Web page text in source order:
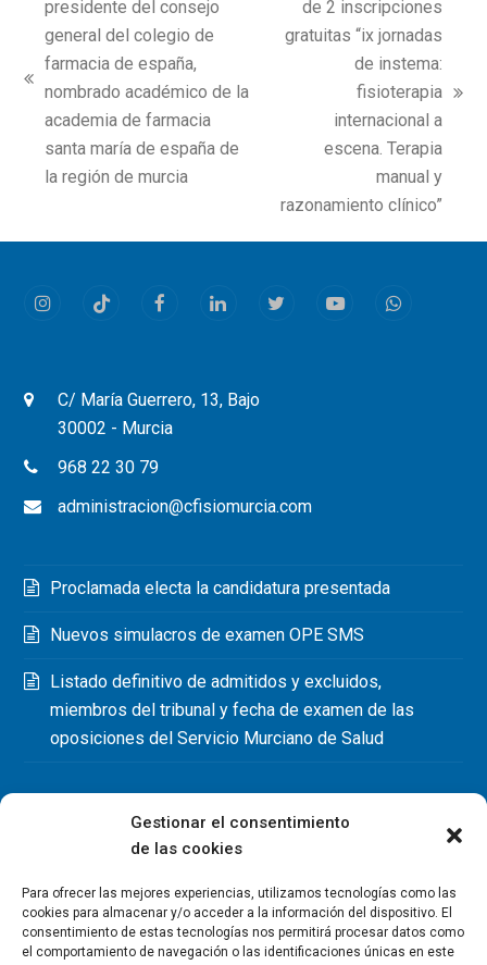
Gestionar el consentimiento
de las cookies
Para ofrecer las mejores experiencias, utilizamos tecnologías como las
cookies para almacenar y/o acceder a la información del dispositivo. El
consentimiento de estas tecnologías nos permitirá procesar datos como
el comportamiento de navegación o las identificaciones únicas en este
previous
post:
presidente del consejo
general del colegio de
farmacia de españa,
nombrado académico de la
academia de farmacia
santa maría de españa de
la región de murcia
de 2 inscripciones
gratuitas “ix jornadas
de instema:
fisioterapia
internacional a
escena. Terapia
manual y
razonamiento clínico”
InstagramTiktok FacebookLinkedInTwitterYoutubeWhatsapp
C/ María Guerrero, 13, Bajo
30002 - Murcia
968 22 30 79
administracion@cfisiomurcia.com
Proclamada electa la candidatura presentada
Nuevos simulacros de examen OPE SMS
Listado definitivo de admitidos y excluidos,
miembros del tribunal y fecha de examen de las
oposiciones del Servicio Murciano de Salud